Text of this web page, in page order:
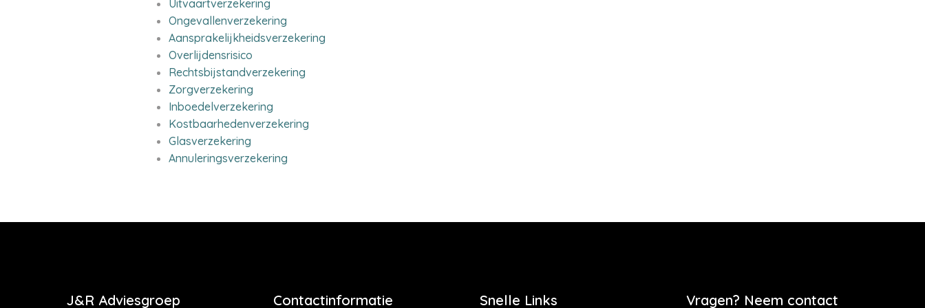
Uitvaartverzekering
Ongevallenverzekering
Aansprakelijkheidsverzekering
Overlijdensrisico
Rechtsbijstandverzekering
Zorgverzekering
Inboedelverzekering
Kostbaarhedenverzekering
Glasverzekering
Annuleringsverzekering
J&R Adviesgroep Contactinformatie Snelle Links Vragen? Neem contact